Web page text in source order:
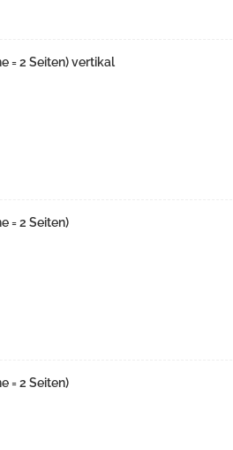
= 2 Seiten) vertikal
= 2 Seiten)
= 2 Seiten)